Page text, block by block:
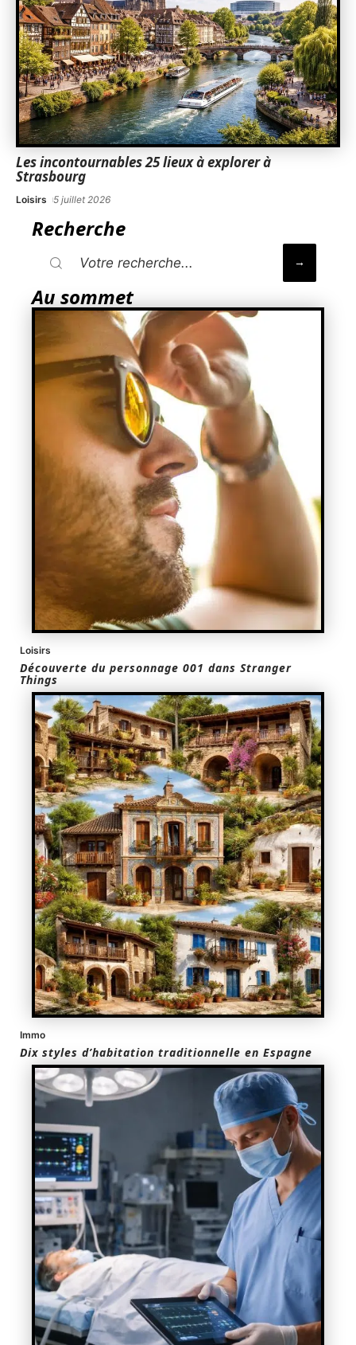
Les incontournables 25 lieux à explorer à
Strasbourg
Loisirs 5 juillet 2026
Recherche
Au sommet
Loisirs
Découverte du personnage 001 dans Stranger
Things
Immo
Dix styles d’habitation traditionnelle en Espagne